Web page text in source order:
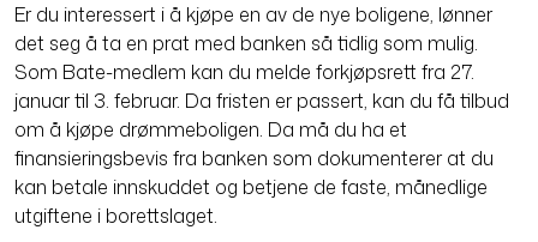
Er du interessert i å kjøpe en av de nye boligene, lønner
det seg å ta en prat med banken så tidlig som mulig.
Som Bate-medlem kan du melde forkjøpsrett fra 27.
januar til 3. februar. Da fristen er passert, kan du få tilbud
om å kjøpe drømmeboligen. Da må du ha et
finansieringsbevis fra banken som dokumenterer at du
kan betale innskuddet og betjene de faste, månedlige
utgiftene i borettslaget.